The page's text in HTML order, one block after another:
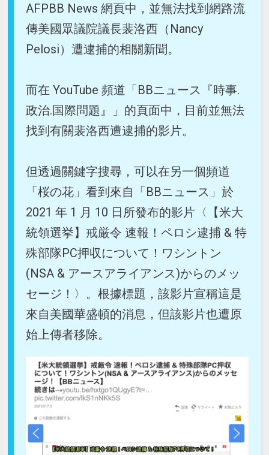
AFPBB News 網頁中，並無法找到網路流
傳美國眾議院議長裴洛西（Nancy
Pelosi）遭逮捕的相關新聞。
而在 YouTube 頻道「BBニュース『時事.
政治.国際問題』」的頁面中，目前並無法
找到有關裴洛西遭逮捕的影片。
但透過關鍵字搜尋，可以在另一個頻道
「桜の花」看到來自「BBニュース」於
2021 年 1 月 10 日所發布的影片〈【米大
統領選挙】戒厳令 速報！ペロシ逮捕 & 特
殊部隊PC押収について！ワシントン
(NSA & アースアライアンス)からのメッ
セージ！〉。根據標題，該影片宣稱這是
來自美國華盛頓的消息，但該影片也遭原
始上傳者移除。